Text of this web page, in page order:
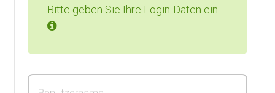
Bitte geben Sie Ihre Login-Daten ein.